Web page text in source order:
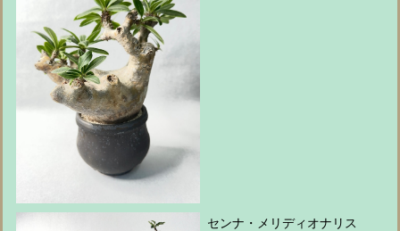
センナ・メリディオナリス